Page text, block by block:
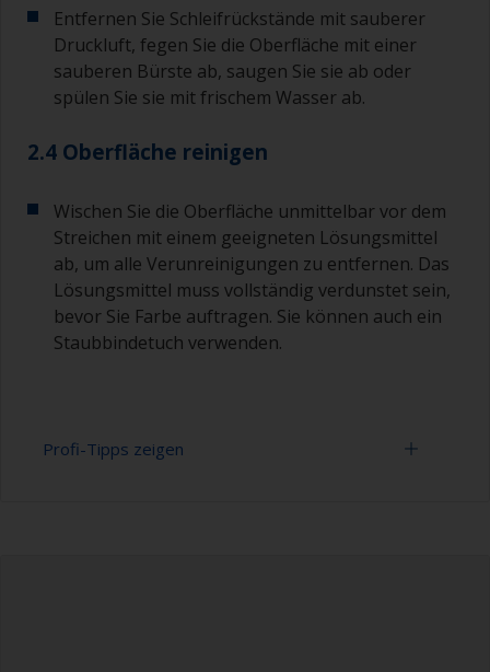
Entfernen Sie Schleifrückstände mit sauberer
Druckluft, fegen Sie die Oberfläche mit einer
sauberen Bürste ab, saugen Sie sie ab oder
spülen Sie sie mit frischem Wasser ab.
2.4 Oberfläche reinigen
Wischen Sie die Oberfläche unmittelbar vor dem
Streichen mit einem geeigneten Lösungsmittel
ab, um alle Verunreinigungen zu entfernen. Das
Lösungsmittel muss vollständig verdunstet sein,
bevor Sie Farbe auftragen. Sie können auch ein
Staubbindetuch verwenden.
Profi-Tipps zeigen